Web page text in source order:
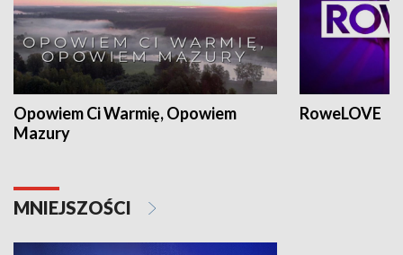
Opowiem Ci Warmię, Opowiem
Mazury
RoweLOVE
MNIEJSZOŚCI